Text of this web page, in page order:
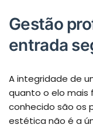
Gestão
entrada
A integridade de
quanto o elo mais
conhecido são os
estética não é a